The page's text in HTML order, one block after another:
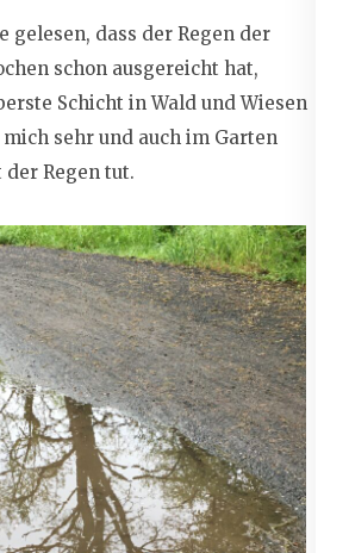
gelesen, dass der Regen der
schon ausgereicht hat,
Schicht in Wald und Wiesen
sehr und auch im Garten
der Regen tut.